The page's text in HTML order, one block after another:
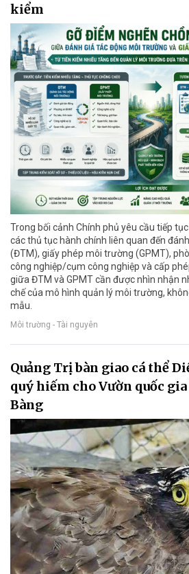
kiểm
Trong bối cảnh Chính phủ yêu cầu tiếp
các thủ tục hành chính liên quan đến
(ĐTM), giấy phép môi trường (GPMT),
công nghiệp/cụm công nghiệp và cấp
giữa ĐTM và GPMT cần được nhìn nhận
chế của mô hình quản lý môi trường,
mẫu.
Môi trường - Tài nguyên
Quảng Trị bàn giao cá thể
quý hiếm cho Vườn quốc
Bàng